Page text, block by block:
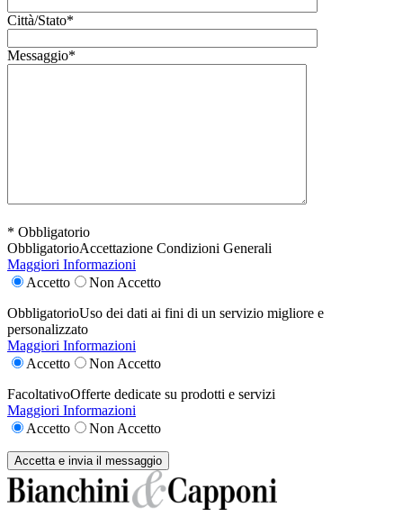
Città/Stato*
Messaggio*
* Obbligatorio
ObbligatorioAccettazione Condizioni Generali
Maggiori Informazioni
Accetto
Non Accetto
ObbligatorioUso dei dati ai fini di un servizio migliore e
personalizzato
Maggiori Informazioni
Accetto
Non Accetto
FacoltativoOfferte dedicate su prodotti e servizi
Maggiori Informazioni
Accetto
Non Accetto